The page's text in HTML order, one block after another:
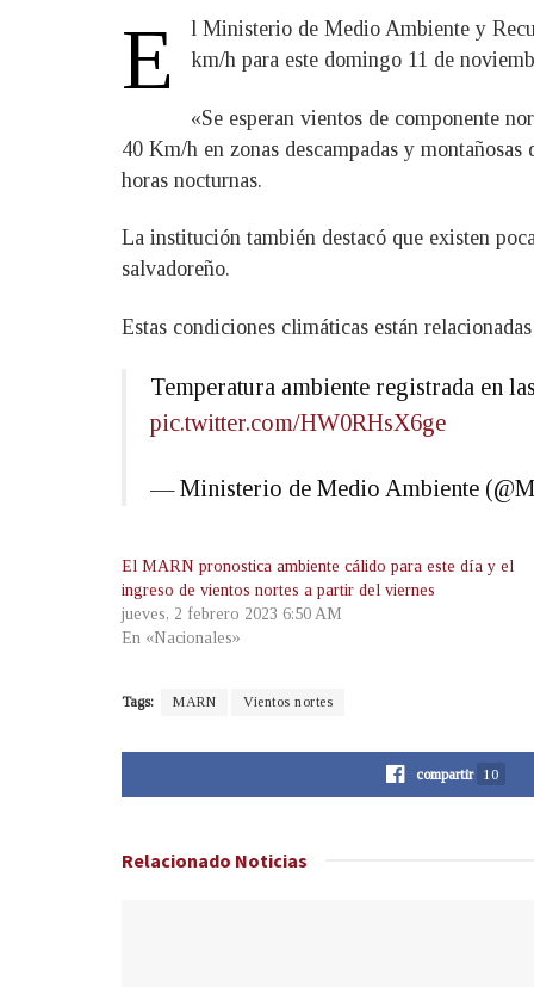
E
l Ministerio de Medio Ambiente y
km/h para este domingo 11 de
«Se esperan vientos de componente
40 Km/h en zonas descampadas y
horas nocturnas.
La institución también destacó que existen
salvadoreño.
Estas condiciones climáticas están
Temperatura ambiente registrada en
pic.twitter.com/HW0RHsX6ge
— Ministerio de Medio Ambiente
El MARN pronostica ambiente cálido para este día y el
ingreso de vientos nortes a partir del viernes
jueves, 2 febrero 2023 6:50 AM
En «Nacionales»
Tags: MARN Vientos nortes
compartir 10
Relacionado Noticias